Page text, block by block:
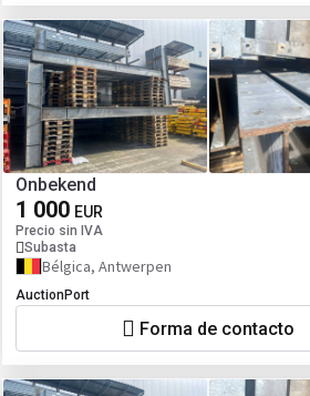
Onbekend
1 000 EUR
Precio sin IVA
Subasta
Bélgica, Antwerpen
AuctionPort
Forma de contacto